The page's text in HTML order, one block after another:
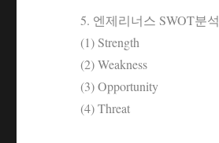
5. 엔제리너스 SWOT분석
(1) Strength
(2) Weakness
(3) Opportunity
(4) Threat